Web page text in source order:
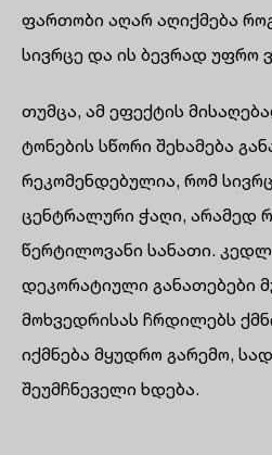
ფართობი აღარ აღიქმება
სივრცე და ის ბევრად უფრო
თუმცა, ამ ეფექტის
ტონების სწორი შეხამება
რეკომენდებულია, რომ
ცენტრალური ჭაღი, არამედ
წერტილოვანი სანათი.
დეკორატიული განათებები
მოხვედრისას ჩრდილებს
იქმნება მყუდრო გარემო,
შეუმჩნეველი ხდება.